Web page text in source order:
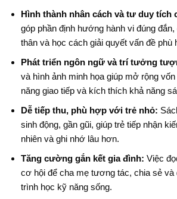
Hình thành nhân cách và tư duy tích
góp phần định hướng hành vi đúng đắn,
thân và học cách giải quyết vấn đề phù
Phát triển ngôn ngữ và trí tưởng
và hình ảnh minh họa giúp mở rộng
năng giao tiếp và kích thích khả năng
Dễ tiếp thu, phù hợp với trẻ nhỏ:
sinh động, gần gũi, giúp trẻ tiếp nhận
nhiên và ghi nhớ lâu hơn.
Tăng cường gắn kết gia đình: Việc
cơ hội để cha mẹ tương tác, chia sẻ và
trình học kỹ năng sống.